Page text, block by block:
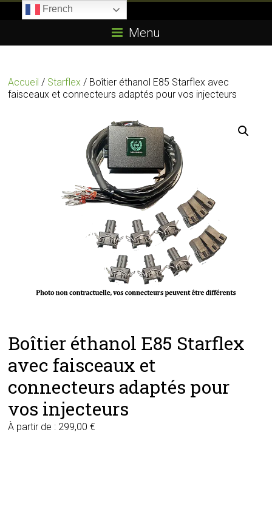
E85.com
passion
du
Menu
Accueil / Starflex / Boîtier éthanol E85 Starflex avec
faisceaux et connecteurs adaptés pour vos injecteurs
Boîtier éthanol E85 Starflex
avec faisceaux et
connecteurs adaptés pour
vos injecteurs
À partir de : 299,00€
French